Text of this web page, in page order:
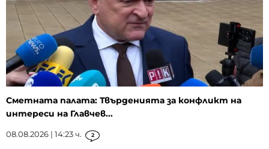
Сметната палата: Твърденията за конфликт на
интереси на Главчев...
08.08.2026 | 14:23 ч. 2